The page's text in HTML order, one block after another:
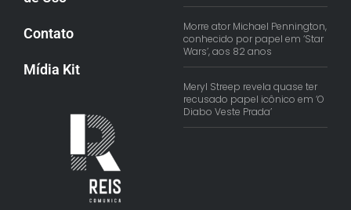
Contato
Mídia Kit
Morre ator Michael Pennington,
conhecido por papel em ‘Star
Wars’, aos 82 anos
Meryl Streep revela quase ter
recusado papel icônico em ‘O
Diabo Veste Prada’